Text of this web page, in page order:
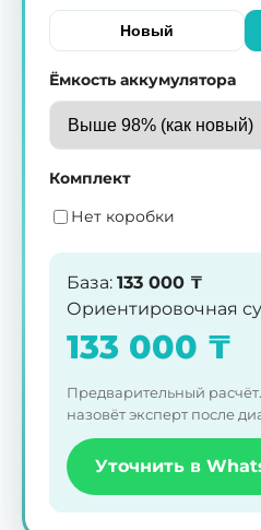
Новый
Ёмкость аккумулятора
Комплект
Нет коробки
База: 133 000 ₸
Ориентировочная
133 000 ₸
Предварительный
назовёт эксперт после
Уточнить в